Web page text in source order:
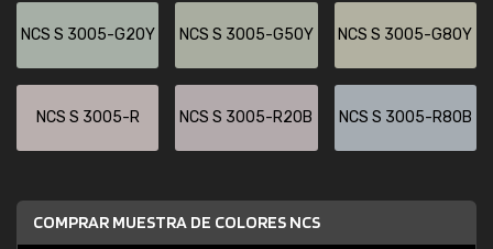
NCS S 3005-G20Y NCS S 3005-G50Y NCS S 3005-G80Y
NCS S 3005-R NCS S 3005-R20B NCS S 3005-R80B
COMPRAR MUESTRA DE COLORES NCS